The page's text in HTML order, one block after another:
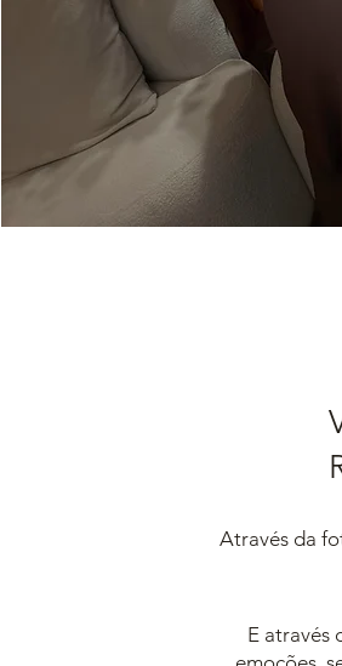
Através da
E através